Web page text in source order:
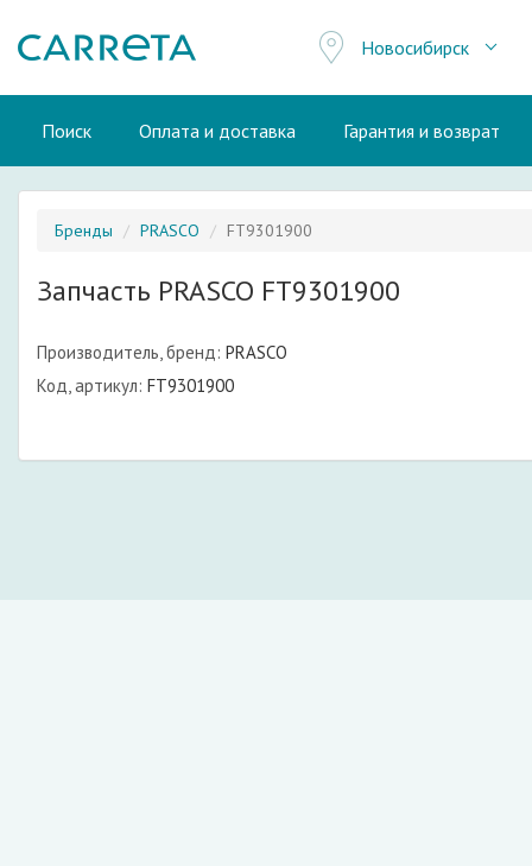
Новосибирск
Поиск Оплата и доставка Гарантия и возврат
Бренды PRASCO FT9301900
Запчасть PRASCO FT9301900
Производитель, бренд: PRASCO
Код, артикул: FT9301900